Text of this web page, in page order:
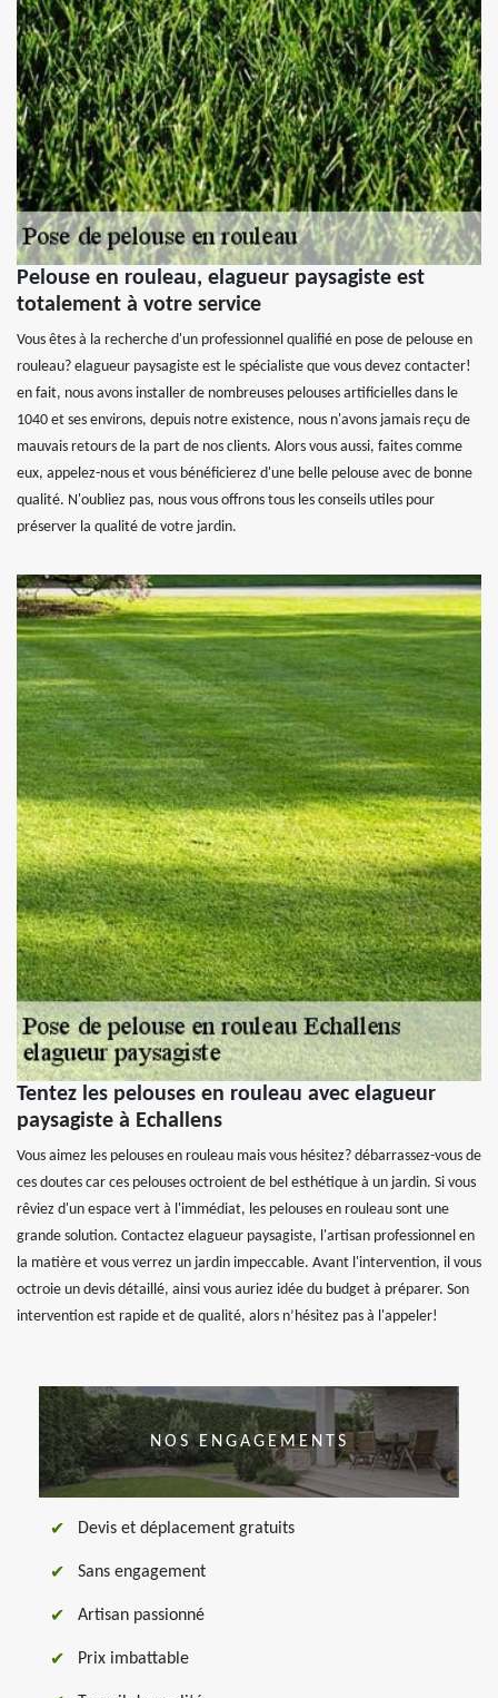
Pelouse en rouleau, elagueur paysagiste est
totalement à votre service
Vous êtes à la recherche d'un professionnel qualifié en pose de pelouse en
rouleau? elagueur paysagiste est le spécialiste que vous devez contacter!
en fait, nous avons installer de nombreuses pelouses artificielles dans le
1040 et ses environs, depuis notre existence, nous n'avons jamais reçu de
mauvais retours de la part de nos clients. Alors vous aussi, faites comme
eux, appelez-nous et vous bénéficierez d'une belle pelouse avec de bonne
qualité. N'oubliez pas, nous vous offrons tous les conseils utiles pour
préserver la qualité de votre jardin.
Tentez les pelouses en rouleau avec elagueur
paysagiste à Echallens
Vous aimez les pelouses en rouleau mais vous hésitez? débarrassez-vous de
ces doutes car ces pelouses octroient de bel esthétique à un jardin. Si vous
rêviez d'un espace vert à l'immédiat, les pelouses en rouleau sont une
grande solution. Contactez elagueur paysagiste, l'artisan professionnel en
la matière et vous verrez un jardin impeccable. Avant l'intervention, il vous
octroie un devis détaillé, ainsi vous auriez idée du budget à préparer. Son
intervention est rapide et de qualité, alors n’hésitez pas à l'appeler!
NOS ENGAGEMENTS
Devis et déplacement gratuits
Sans engagement
Artisan passionné
Prix imbattable